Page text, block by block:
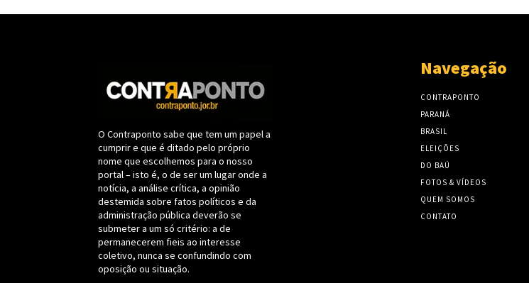
O Contraponto sabe que tem um papel a
cumprir e que é ditado pelo próprio
nome que escolhemos para o nosso
portal – isto é, o de ser um lugar onde a
notícia, a análise crítica, a opinião
destemida sobre fatos políticos e da
administração pública deverão se
submeter a um só critério: a de
permanecerem fieis ao interesse
coletivo, nunca se confundindo com
oposição ou situação.
Navegação
CONTRAPONTO
PARANÁ
BRASIL
ELEIÇÕES
DO BAÚ
FOTOS & VÍDEOS
QUEM SOMOS
CONTATO